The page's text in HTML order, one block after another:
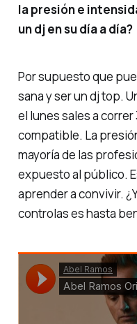
la presión e
un dj en su día a día?
Por supuesto que
sana y ser un dj top.
el lunes sales a
compatible. La
mayoría de las
expuesto al público.
aprender a convivir.
controlas es hasta